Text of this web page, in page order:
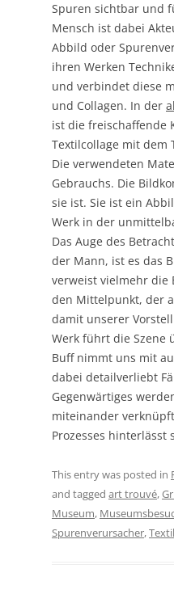
Spuren sichtbar und
Mensch ist dabei
Abbild oder
ihren Werken
und verbindet diese
und Collagen. In der
ist die freischaffende
Textilcollage mit dem
Die verwendeten
Gebrauchs. Die
sie ist. Sie ist ein
Werk in der
Das Auge des
der Mann, ist es das
verweist vielmehr die
den Mittelpunkt, der
damit unserer
Werk führt die Szene
Buff nimmt uns mit
dabei detailverliebt
Gegenwärtiges
miteinander
Prozesses hinterlässt
This entry was posted in
and tagged art trouvé,
Museum,
Spurenverursacher,